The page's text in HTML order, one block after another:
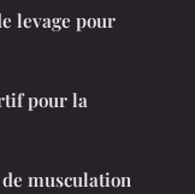
levage pour
pour la
musculation